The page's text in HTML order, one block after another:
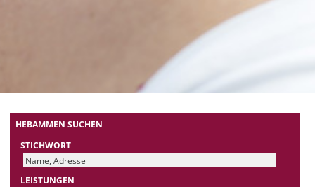
HEBAMMEN SUCHEN
STICHWORT
LEISTUNGEN